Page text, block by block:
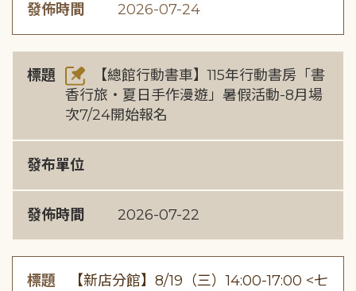
發佈時間 2026-07-24
標題
【總館行動書車】115年行動書房「書
香行旅・夏日手作漫遊」暑假活動-8月場
次7/24開始報名
發布單位
發佈時間 2026-07-22
標題
【新店分館】8/19（三）14:00-17:00 <七